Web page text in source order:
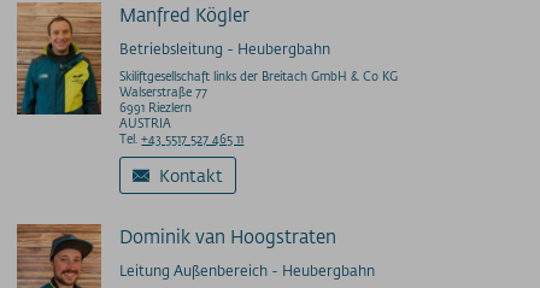
Manfred Kögler
Betriebsleitung - Heubergbahn
Skiliftgesellschaft links der Breitach GmbH & Co KG
Walserstraße 77
6991 Riezlern
AUSTRIA
Tel.+43 5517 527 465 11
Kontakt
Dominik van Hoogstraten
Leitung Außenbereich - Heubergbahn